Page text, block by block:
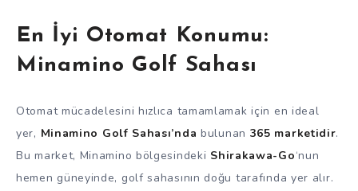
En İyi Otomat Konumu:
Minamino Golf Sahası
Otomat mücadelesini hızlıca tamamlamak için en ideal
yer, Minamino Golf Sahası’nda bulunan 365 marketidir.
Bu market, Minamino bölgesindeki Shirakawa-Go‘nun
hemen güneyinde, golf sahasının doğu tarafında yer alır.